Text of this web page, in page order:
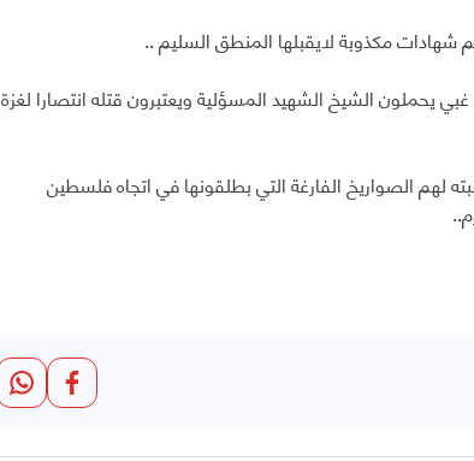
مكذوبة لايقبلها المنطق السليم ..
يحملون الشيخ الشهيد المسؤلية ويعتبرون قتله انتصارا لغزة
لهم الصواريخ الفارغة التي بطلقونها في اتجاه فلسطين